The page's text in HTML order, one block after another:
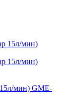
мин) GME-